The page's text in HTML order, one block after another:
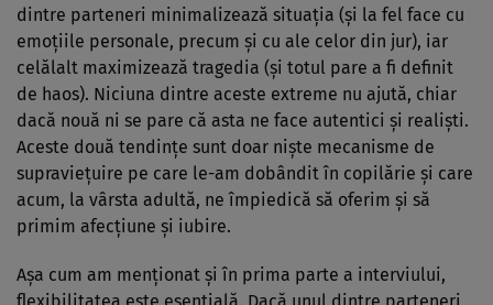
dintre parteneri minimalizează situaţia (şi la fel face cu
emoţiile personale, precum şi cu ale celor din jur), iar
celălalt maximizează tragedia (şi totul pare a fi definit
de haos). Niciuna dintre aceste extreme nu ajută, chiar
dacă nouă ni se pare că asta ne face autentici şi realişti.
Aceste două tendinţe sunt doar nişte mecanisme de
supravieţuire pe care le-am dobândit în copilărie şi care
acum, la vârsta adultă, ne împiedică să oferim şi să
primim afecţiune şi iubire.
Aşa cum am menţionat şi în prima parte a interviului,
flexibilitatea este esenţială. Dacă unul dintre parteneri